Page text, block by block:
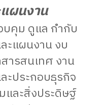
ผนงาน
คุม ดูแล กำกับ
แผนงาน งบ
ารสนเทศ งาน
ะประกอบธุรกิจ
ละสิ่งประดิษฐ์